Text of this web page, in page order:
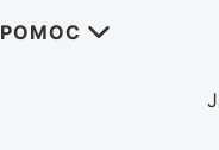
POMOC